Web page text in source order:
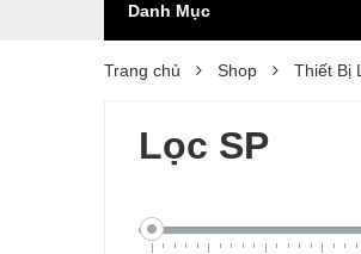
Danh Mục
Trang chủ Shop Thiết Bị
Lọc SP